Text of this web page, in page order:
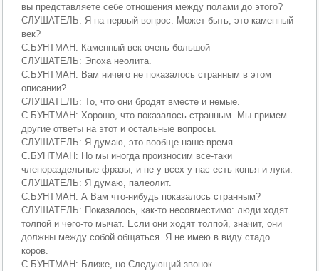
вы представляете себе отношения между полами до этого?
СЛУШАТЕЛЬ: Я на первый вопрос. Может быть, это каменный
век?
С.БУНТМАН: Каменный век очень большой
СЛУШАТЕЛЬ: Эпоха неолита.
С.БУНТМАН: Вам ничего не показалось странным в этом
описании?
СЛУШАТЕЛЬ: То, что они бродят вместе и немые.
С.БУНТМАН: Хорошо, что показалось странным. Мы примем
другие ответы на этот и остальные вопросы.
СЛУШАТЕЛЬ: Я думаю, это вообще наше время.
С.БУНТМАН: Но мы иногда произносим все-таки
членораздельные фразы, и не у всех у нас есть копья и луки.
СЛУШАТЕЛЬ: Я думаю, палеолит.
С.БУНТМАН: А Вам что-нибудь показалось странным?
СЛУШАТЕЛЬ: Показалось, как-то несовместимо: люди ходят
толпой и чего-то мычат. Если они ходят толпой, значит, они
должны между собой общаться. Я не имею в виду стадо
коров.
С.БУНТМАН: Ближе, но Следующий звонок.